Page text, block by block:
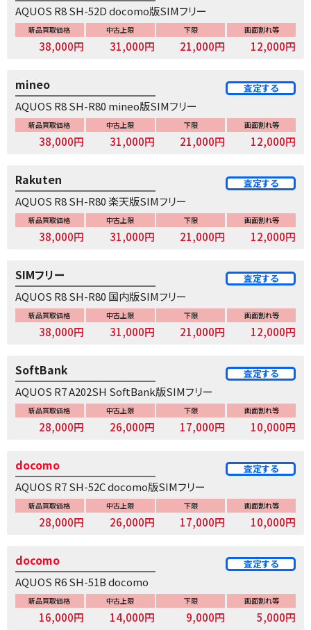
AQUOS R8 SH-52D docomo版SIMフリー
新品買取価格
38,000円
中古上限
31,000円
下限
21,000円
画面割れ等
12,000円
AQUOS R8 SH-R80 mineo版SIMフリー
mineo 査定する
新品買取価格
38,000円
中古上限
31,000円
下限
21,000円
画面割れ等
12,000円
AQUOS R8 SH-R80 楽天版SIMフリー
Rakuten 査定する
新品買取価格
38,000円
中古上限
31,000円
下限
21,000円
画面割れ等
12,000円
AQUOS R8 SH-R80 国内版SIMフリー
SIMフリー 査定する
新品買取価格
38,000円
中古上限
31,000円
下限
21,000円
画面割れ等
12,000円
AQUOS R7 A202SH SoftBank版SIMフリー
SoftBank 査定する
新品買取価格
28,000円
中古上限
26,000円
下限
17,000円
画面割れ等
10,000円
AQUOS R7 SH-52C docomo版SIMフリー
docomo 査定する
新品買取価格
28,000円
中古上限
26,000円
下限
17,000円
画面割れ等
10,000円
AQUOS R6 SH-51B docomo
docomo 査定する
新品買取価格
16,000円
中古上限
14,000円
下限
9,000円
画面割れ等
5,000円